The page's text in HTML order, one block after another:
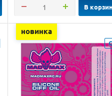
В
новинка